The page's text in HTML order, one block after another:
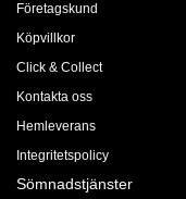
Företagskund
Köpvillkor
Click & Collect
Kontakta oss
Hemleverans
Integritetspolicy
Sömnadstjänster